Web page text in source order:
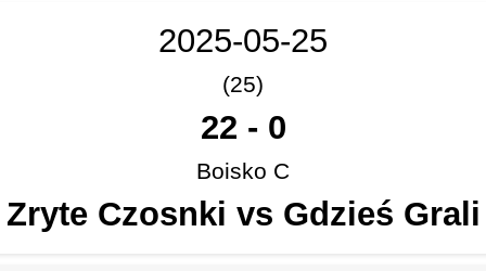
2025-05-25
(25)
22 - 0
Boisko C
Zryte Czosnki vs Gdzieś Grali